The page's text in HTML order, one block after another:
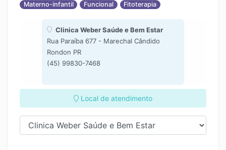
Materno-infantil Funcional Fitoterapia
Clinica Weber Saúde e Bem Estar
Rua Paraíba 677 - Marechal Cândido
Rondon PR
(45) 99830-7468
Local de atendimento